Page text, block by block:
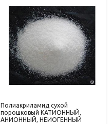
Полиакриламид сухой
порошковый КАТИОННЫЙ,
АНИОННЫЙ, НЕИОГЕННЫЙ